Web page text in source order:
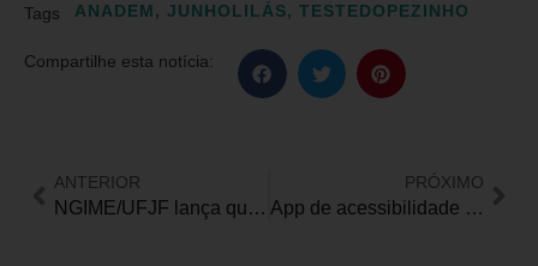
Tags ANADEM, JUNHOLILÁS, TESTEDOPEZINHO
Compartilhe esta notícia:
ANTERIOR
NGIME/UFJF lança quatro cursos a distância de APF na área da inclusão escolar
PRÓXIMO
App de acessibilidade digital inclui Língua Americana de Sinais